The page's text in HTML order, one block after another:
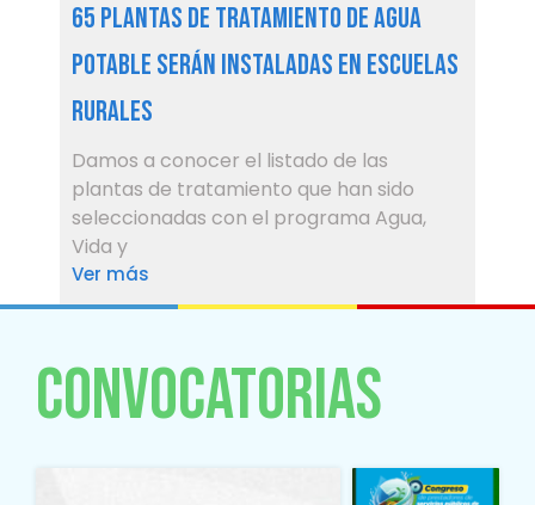
65 plantas de tratamiento de agua
potable serán instaladas en escuelas
rurales
Damos a conocer el listado de las
plantas de tratamiento que han sido
seleccionadas con el programa Agua,
Vida y
Ver más
CONVOCATORIAS